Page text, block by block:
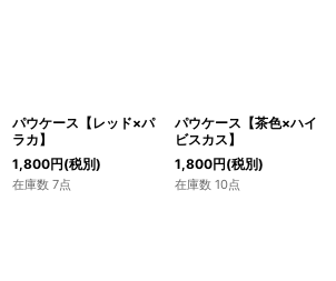
パウケース【レッド×パ
ラカ】
1,800円(税別)
在庫数 7点
パウケース【茶色×ハイ
ビスカス】
1,800円(税別)
在庫数 10点